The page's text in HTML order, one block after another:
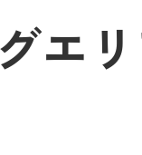
エ